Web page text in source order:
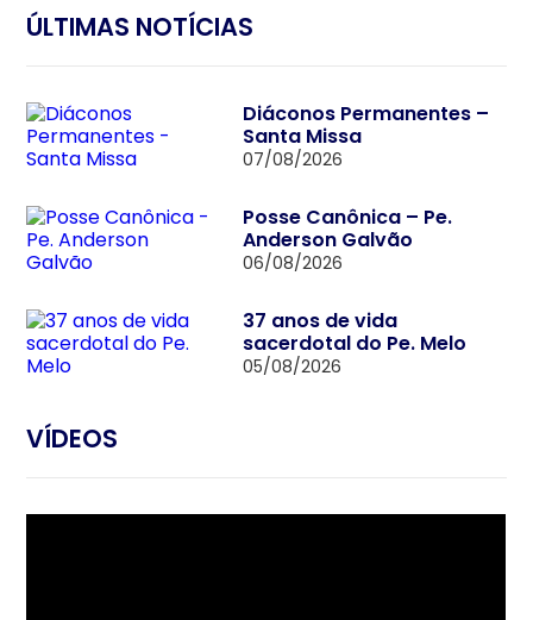
ÚLTIMAS NOTÍCIAS
Diáconos Permanentes –
Santa Missa
07/08/2026
Posse Canônica – Pe.
Anderson Galvão
06/08/2026
37 anos de vida
sacerdotal do Pe. Melo
05/08/2026
VÍDEOS